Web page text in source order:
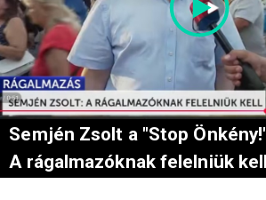
Semjén Zsolt a "Stop
A rágalmazóknak felelniük